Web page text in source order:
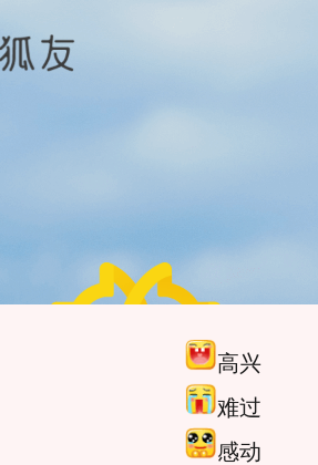
高兴
难过
感动